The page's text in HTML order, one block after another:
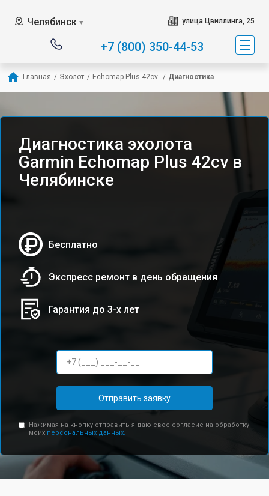
Челябинск ▼ улица Цвиллинга, 25
+7 (800) 350-44-53
Главная / Эхолот / Echomap Plus 42cv / Диагностика
Диагностика эхолота
Garmin Echomap Plus 42cv в
Челябинске
Бесплатно
Экспресс ремонт в день обращения
Гарантия до 3-х лет
Отправить заявку
Нажимая на кнопку отправить я даю свое согласие на обработку
моих персональных данных.